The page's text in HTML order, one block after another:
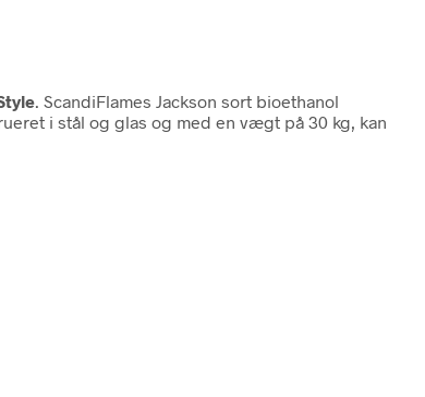
. ScandiFlames Jackson sort bioethanol
i stål og glas og med en vægt på 30 kg, kan